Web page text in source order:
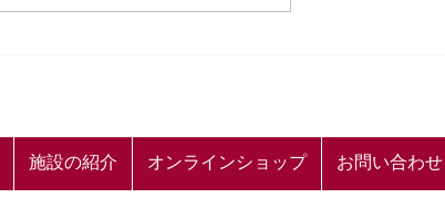
施設の紹介 オンラインショップ お問い合わせ